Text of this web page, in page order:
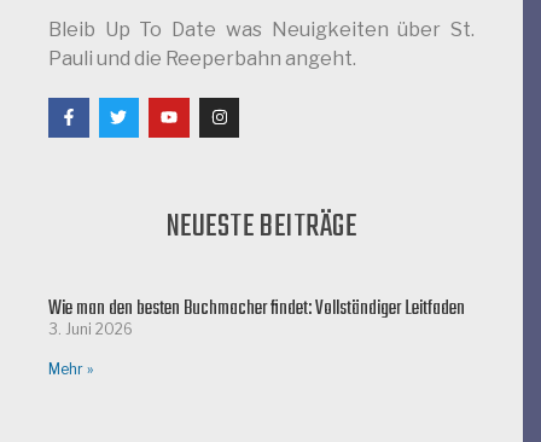
Bleib Up To Date was Neuigkeiten über St.
Pauli und die Reeperbahn angeht.
NEUESTE BEITRÄGE
Wie man den besten Buchmacher findet: Vollständiger Leitfaden
3. Juni 2026
Mehr »